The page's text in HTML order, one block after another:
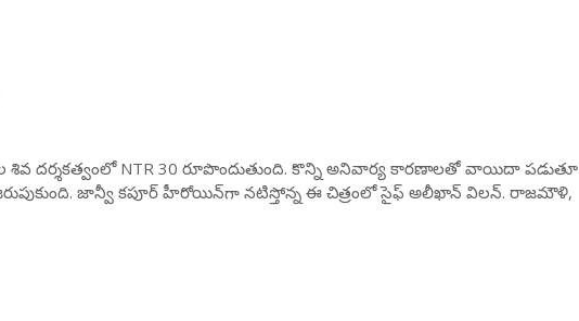
శివ దర్శకత్వంలో NTR 30 రూపొందుతుంది. కొన్ని అనివార్య కారణాలతో వాయిదా పడుతూ
జాన్వీ కపూర్ హీరోయిన్‌గా నటిస్తోన్న ఈ చిత్రంలో సైఫ్ అలీఖాన్ విలన్. రాజమౌళి,